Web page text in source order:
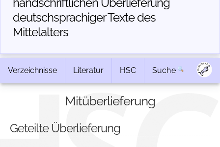
deutschsprachiger Texte des
Mittelalters
Verzeichnisse Literatur HSC Suche
Mitüberlieferung
Geteilte Überlieferung